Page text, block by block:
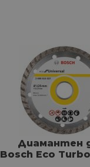
Диамантен
Bosch Eco
CookieScriptConsent
/
LLC
YSC
GeneralAppGenSession
Име
__Secure-ROLLOUT_TOKEN